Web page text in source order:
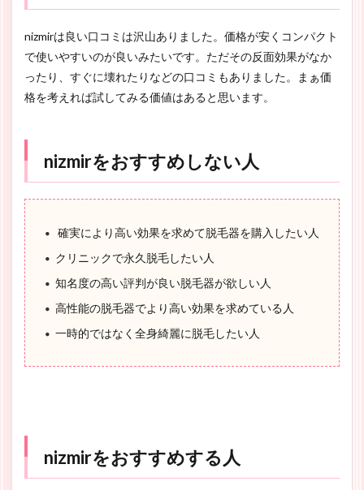
nizmirは良い口コミは沢山ありました。価格が安くコンパクト
で使いやすいのが良いみたいです。ただその反面効果がなか
ったり、すぐに壊れたりなどの口コミもありました。まぁ価
格を考えれば試してみる価値はあると思います。
nizmirをおすすめしない人
確実により高い効果を求めて脱毛器を購入したい人
クリニックで永久脱毛したい人
知名度の高い評判が良い脱毛器が欲しい人
高性能の脱毛器でより高い効果を求めている人
一時的ではなく全身綺麗に脱毛したい人
nizmirをおすすめする人